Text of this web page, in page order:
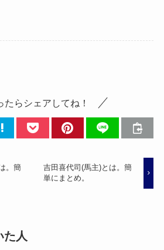
たらシェアしてね！
。簡
吉田喜代司(馬主)とは。簡
単にまとめ。
た人